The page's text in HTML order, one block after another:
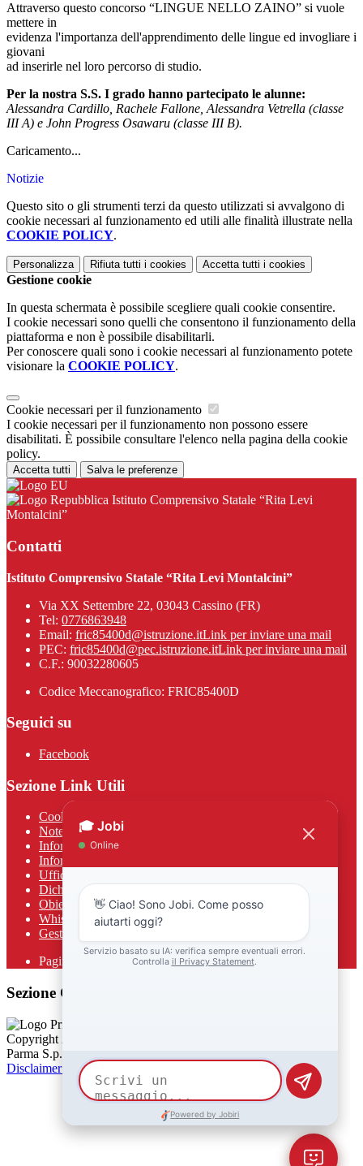
Attraverso questo concorso “LINGUE NELLO ZAINO” si vuole
mettere in
evidenza l'importanza dell'apprendimento delle lingue ed invogliare i
giovani
ad inserirle nel loro percorso di studio.
Per la nostra S.S. I grado hanno partecipato le alunne:
Alessandra Cardillo, Rachele Fallone, Alessandra Vetrella (classe
III A) e John Progress Osawaru (classe III B).
Caricamento...
Notizie
Questo sito o gli strumenti terzi da questo utilizzati si avvalgono di
cookie necessari al funzionamento ed utili alle finalità illustrate nella
COOKIE POLICY.
Personalizza Rifiuta tutti i cookies Accetta tutti i cookies
Gestione cookie
In questa schermata è possibile scegliere quali cookie consentire.
I cookie necessari sono quelli che consentono il funzionamento della
piattaforma e non è possibile disabilitarli.
Per conoscere quali sono i cookie necessari al funzionamento potete
visionare la COOKIE POLICY.
Cookie necessari per il funzionamento
I cookie necessari per il funzionamento non possono essere
disabilitati. È possibile consultare l'elenco nella pagina della cookie
policy.
Accetta tutti Salva le preferenze
Istituto Comprensivo Statale “Rita Levi
Montalcini”
Contatti
Istituto Comprensivo Statale “Rita Levi Montalcini”
Via XX Settembre 22, 03043 Cassino (FR)
Tel: 0776863948
Email: fric85400d@istruzione.itLink per inviare una mail
PEC: fric85400d@pec.istruzione.itLink per inviare una mail
C.F.: 90032280605
Codice Meccanografico: FRIC85400D
Seguici su
Facebook
Sezione Link Utili
Cookie policy
Note legali
Informativa Privacy
Informativa Privacy chatbot Jobi
Ufficio Relazioni con il Pubblico
Dichiarazione di accessibilità
Obiettivi di accessibilità
Whistleblowing
Gestione consensi cookie
Pagina visualizzata495volte
Sezione Copyright
Copyright 2026 | Engineered and powered by Gruppo Spaggiari
Parma S.p.A. | Divisione Publishing & New Social Media
Disclaimer trattamento dati personali